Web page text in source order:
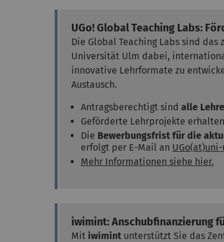
UGo! Global Teaching Labs:
Die Global Teaching Labs sind
Universität Ulm dabei,
innovative Lehrformate zu
Austausch.
Antragsberechtigt sind alle
Geförderte Lehrprojekte
Die Bewerbungsfrist für die
erfolgt per E-Mail an
Mehr Informationen siehe hier.
iwimint: Anschubfinanzierung
Mit iwimint unterstützt Sie das